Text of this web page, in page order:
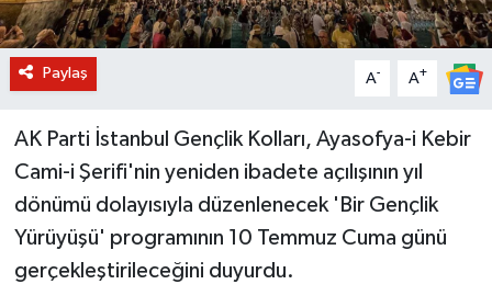
Paylaş A- A+
AK Parti İstanbul Gençlik Kolları, Ayasofya-i Kebir
Cami-i Şerifi'nin yeniden ibadete açılışının yıl
dönümü dolayısıyla düzenlenecek 'Bir Gençlik
Yürüyüşü' programının 10 Temmuz Cuma günü
gerçekleştirileceğini duyurdu.